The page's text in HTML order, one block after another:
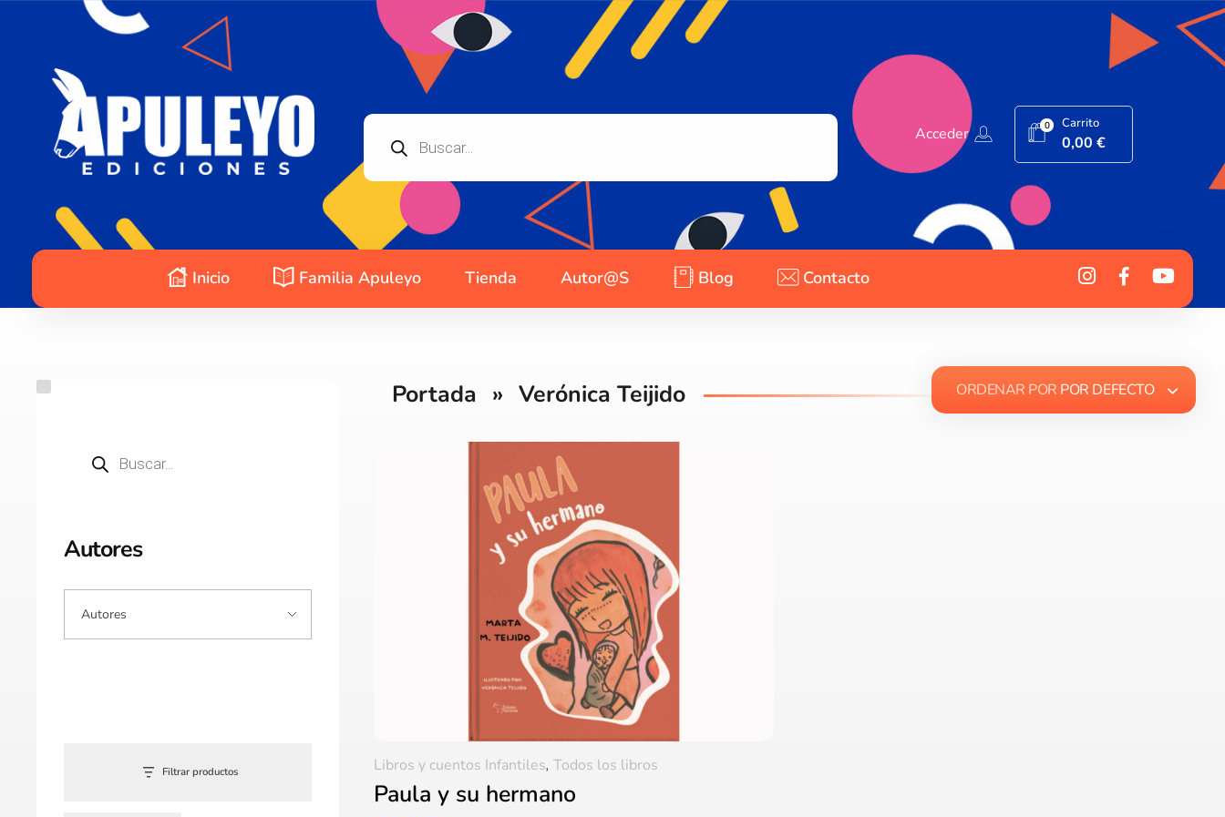
Acceder 0 Carrito
0,00€
Inicio Familia Apuleyo Tienda Autor@s Blog Contacto
Portada » Verónica Teijido ORDENAR POR POR DEFECTO
Paula y su hermano
Libros y cuentos Infantiles,Todos los libros
Autores
Filtrar productos